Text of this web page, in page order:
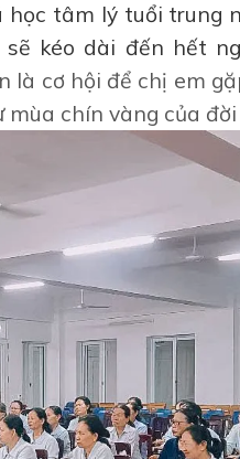
tâm lý tuổi trung
kéo dài đến hết
là cơ hội để chị em
chín vàng của